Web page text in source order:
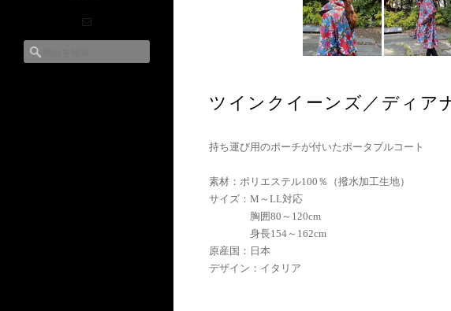
ツインクイーンズ／ディ
持ち運び用のポーチが付いたポータブルコート
素材：ポリエステル100％（撥水加工生地）
サイズ：M～LL対応
胸囲80～120cm
身長154～162cm
原産国：日本
デザイン：イタリア